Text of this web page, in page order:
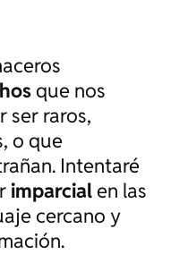
que nos
ser raros,
o que
Intentaré
imparcialen las
cercano y